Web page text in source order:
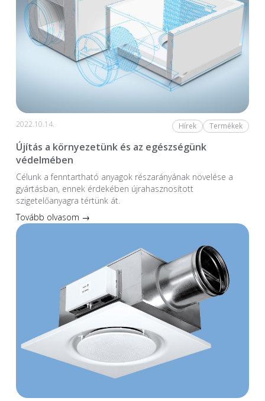
2022.10.14. Hírek Termékek
Újítás a környezetünk és az egészségünk
védelmében
Célunk a fenntartható anyagok részarányának növelése a
gyártásban, ennek érdekében újrahasznosított
szigetelőanyagra tértünk át.
Tovább olvasom →